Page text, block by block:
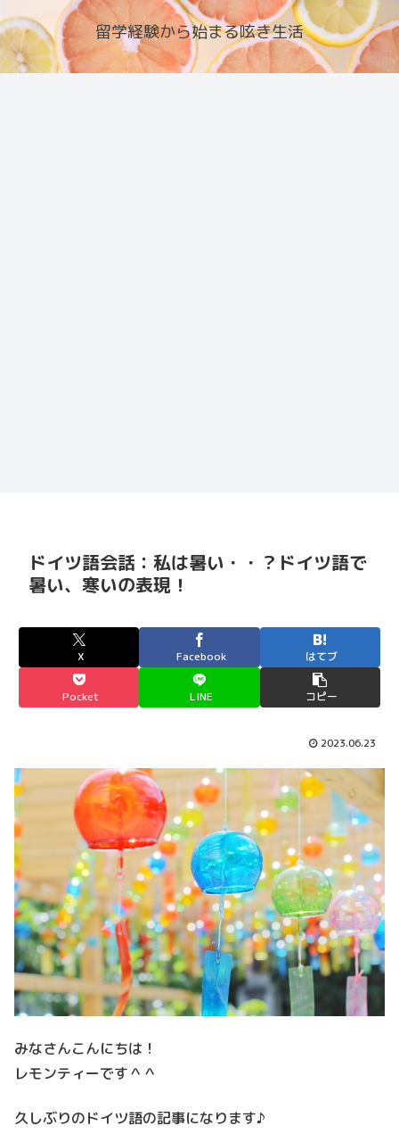
留学経験から始まる呟き生活
ドイツ語会話：私は暑い・・？ドイツ語で
暑い、寒いの表現！
X Facebook はてブ
Pocket LINE コピー
2023.06.23
みなさんこんにちは！
レモンティーです＾＾
久しぶりのドイツ語の記事になります♪